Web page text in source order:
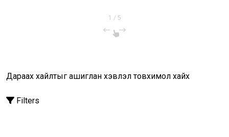
1 / 5
Дараах хайлтыг ашиглан хэвлэл товхимол хайх
Filters